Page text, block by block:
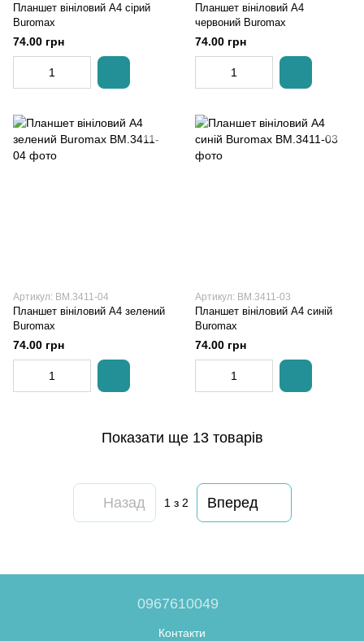
Планшет вініловий А4 сірий
Buromax
74.00 грн
Планшет вініловий А4
червоний Buromax
74.00 грн
Артикул: BM.3411-04
Планшет вініловий А4 зелений
Buromax
74.00 грн
Артикул: BM.3411-03
Планшет вініловий А4 синій
Buromax
74.00 грн
Показати ще 13 товарів
Назад 1 з 2 Вперед
0967610049
Контакти